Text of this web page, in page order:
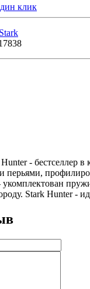
клик
Stark
- бестселлер
перьями,
укомплектован
Stark Hunter -